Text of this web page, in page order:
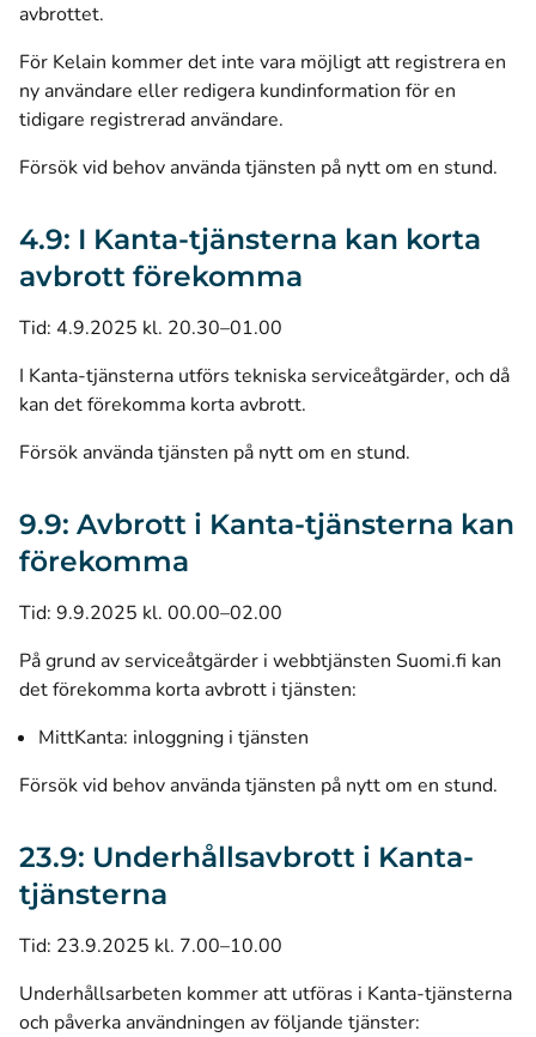
avbrottet.
För Kelain kommer det inte vara möjligt att registrera en
ny användare eller redigera kundinformation för en
tidigare registrerad användare.
Försök vid behov använda tjänsten på nytt om en stund.
4.9: I Kanta-tjänsterna kan korta
avbrott förekomma
Tid: 4.9.2025 kl. 20.30–01.00
I Kanta-tjänsterna utförs tekniska serviceåtgärder, och då
kan det förekomma korta avbrott.
Försök använda tjänsten på nytt om en stund.
9.9: Avbrott i Kanta-tjänsterna kan
förekomma
Tid: 9.9.2025 kl. 00.00–02.00
På grund av serviceåtgärder i webbtjänsten Suomi.fi kan
det förekomma korta avbrott i tjänsten:
MittKanta: inloggning i tjänsten
Försök vid behov använda tjänsten på nytt om en stund.
23.9: Underhållsavbrott i Kanta-
tjänsterna
Tid: 23.9.2025 kl. 7.00–10.00
Underhållsarbeten kommer att utföras i Kanta-tjänsterna
och påverka användningen av följande tjänster: